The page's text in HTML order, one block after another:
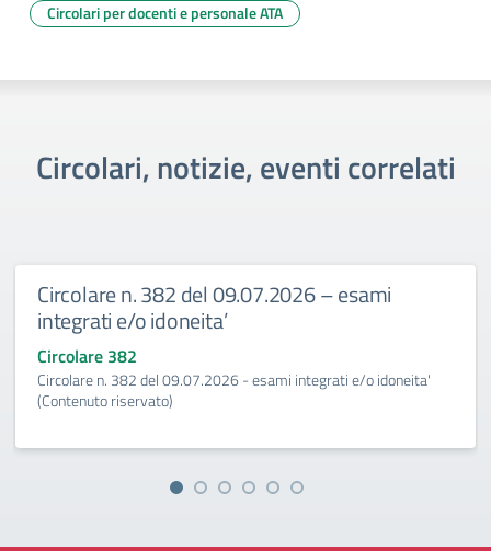
Circolari per docenti e personale ATA
Circolari, notizie, eventi correlati
Circolare n. 382 del 09.07.2026 – esami
integrati e/o idoneita’
Circolare 382
Circolare n. 382 del 09.07.2026 - esami integrati e/o idoneita'
(Contenuto riservato)